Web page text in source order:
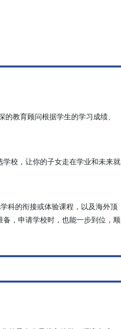
教育顾问根据学生的学习成绩、
校，让你的子女走在学业和未来就
科的衔接或体验课程，以及海外顶
，申请学校时，也能一步到位，顺